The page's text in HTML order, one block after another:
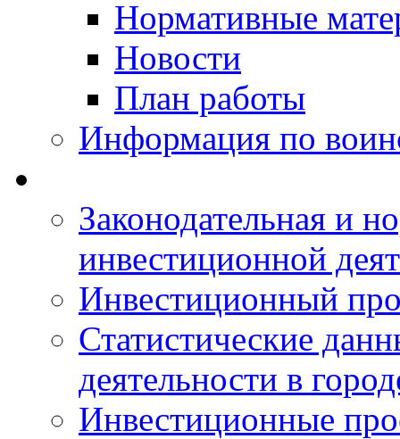
Нормативные
Новости
План работы
Информация по
Законодательная и
инвестиционной
Инвестиционный
Статистические
деятельности в
Инвестиционные